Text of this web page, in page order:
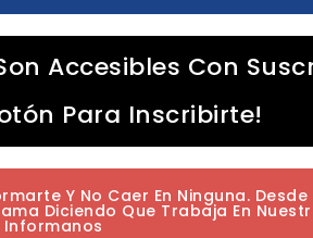
Accesibles Con
Para Inscribirte!
Y No Caer En Ninguna. Desde
Diciendo Que Trabaja En
Informanos